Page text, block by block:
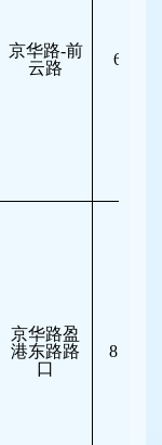
京华路-前
云路
6:30-
京华路盈
港东路路
口
8:00-